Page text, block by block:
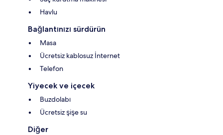
Havlu
Bağlantınızı sürdürün
Masa
Ücretsiz kablosuz İnternet
Telefon
Yiyecek ve içecek
Buzdolabı
Ücretsiz şişe su
Diğer